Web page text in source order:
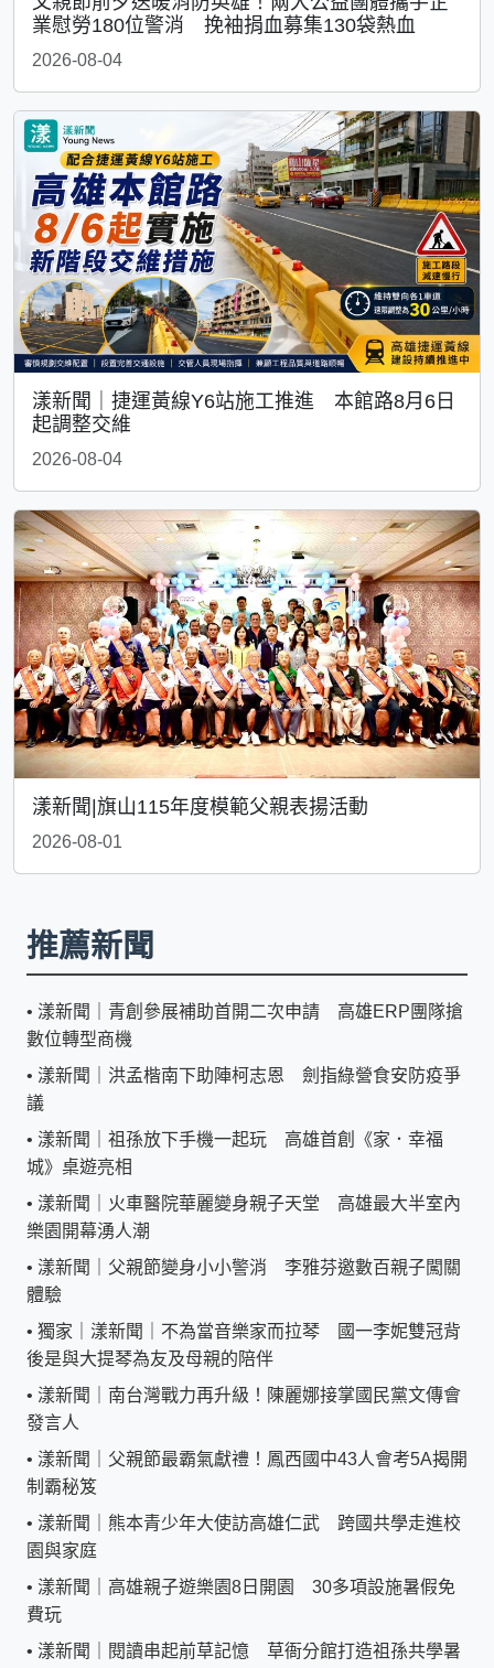
業慰勞180位警消 挽袖捐血募集130袋熱血
2026-08-04
漾新聞｜捷運黃線Y6站施工推進 本館路8月6日
起調整交維
2026-08-04
漾新聞|旗山115年度模範父親表揚活動
2026-08-01
推薦新聞
• 漾新聞｜青創參展補助首開二次申請 高雄ERP團隊搶
數位轉型商機
• 漾新聞｜洪孟楷南下助陣柯志恩 劍指綠營食安防疫爭
議
• 漾新聞｜祖孫放下手機一起玩 高雄首創《家．幸福
城》桌遊亮相
• 漾新聞｜火車醫院華麗變身親子天堂 高雄最大半室內
樂園開幕湧人潮
• 漾新聞｜父親節變身小小警消 李雅芬邀數百親子闖關
體驗
• 獨家｜漾新聞｜不為當音樂家而拉琴 國一李妮雙冠背
後是與大提琴為友及母親的陪伴
• 漾新聞｜南台灣戰力再升級！陳麗娜接掌國民黨文傳會
發言人
• 漾新聞｜父親節最霸氣獻禮！鳳西國中43人會考5A揭開
制霸秘笈
• 漾新聞｜熊本青少年大使訪高雄仁武 跨國共學走進校
園與家庭
• 漾新聞｜高雄親子遊樂園8日開園 30多項設施暑假免
費玩
• 漾新聞｜閱讀串起前草記憶 草衙分館打造祖孫共學暑